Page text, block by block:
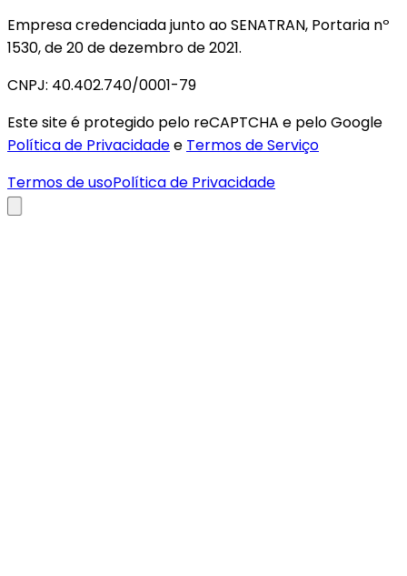
Empresa credenciada junto ao SENATRAN, Portaria nº
1530, de 20 de dezembro de 2021.
CNPJ: 40.402.740/0001-79
Este site é protegido pelo reCAPTCHA e pelo Google
Política de Privacidadee Termos de Serviço
Termos de usoPolítica de Privacidade